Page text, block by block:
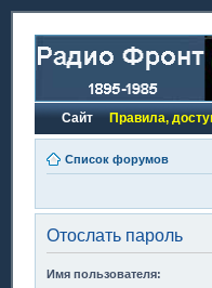
Сайт Правила,
Список форумов
Отослать пароль
Имя пользователя: